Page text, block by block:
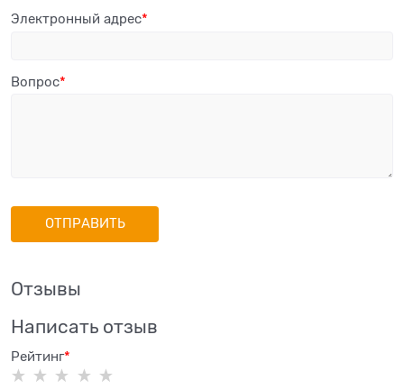
Электронный адрес
Вопрос
Отзывы
Написать отзыв
Рейтинг